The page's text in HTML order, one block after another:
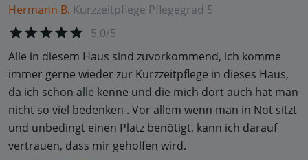
Hermann B. Kurzzeitpflege Pflegegrad 5
5,0/5
Alle in diesem Haus sind zuvorkommend, ich komme
immer gerne wieder zur Kurzzeitpflege in dieses Haus,
da ich schon alle kenne und die mich dort auch hat man
nicht so viel bedenken . Vor allem wenn man in Not sitzt
und unbedingt einen Platz benötigt, kann ich darauf
vertrauen, dass mir geholfen wird.